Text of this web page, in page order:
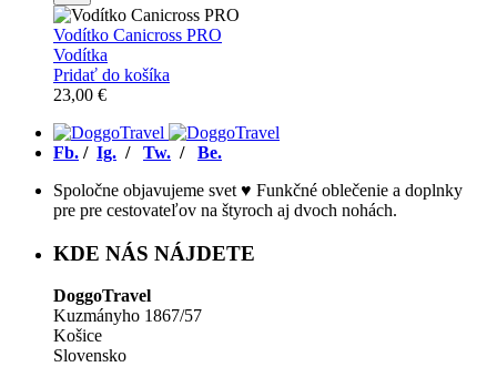
Vodítko Canicross PRO
Vodítka
Pridať do košíka
23,00 €
Fb. / Ig. / Tw. / Be.
Spoločne objavujeme svet ♥ Funkčné oblečenie a doplnky
pre pre cestovateľov na štyroch aj dvoch nohách.
KDE NÁS NÁJDETE
DoggoTravel
Kuzmányho 1867/57
Košice
Slovensko